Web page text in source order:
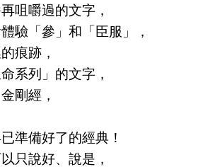
咀嚼過的文字，
驗「參」和「臣服」，
痕跡，
系列」的文字，
剛經，
準備好了的經典！
只說好、說是，